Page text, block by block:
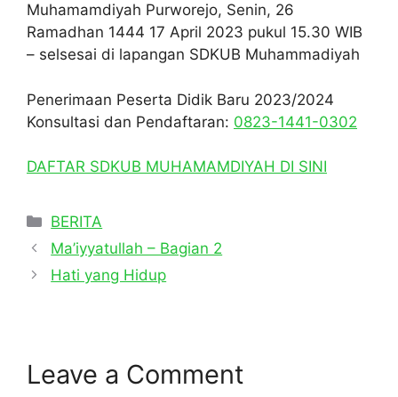
Muhamamdiyah Purworejo, Senin, 26
Ramadhan 1444 17 April 2023 pukul 15.30 WIB
– selsesai di lapangan SDKUB Muhammadiyah
Penerimaan Peserta Didik Baru 2023/2024
Konsultasi dan Pendaftaran: 0823-1441-0302
DAFTAR SDKUB MUHAMAMDIYAH DI SINI
Categories
BERITA
Ma’iyyatullah – Bagian 2
Hati yang Hidup
Leave a Comment